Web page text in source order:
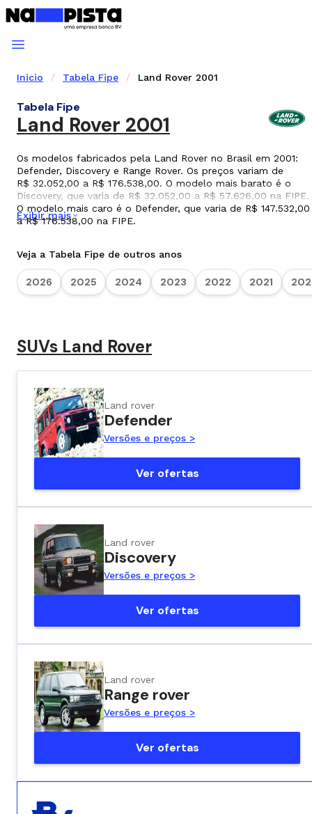
Inicio Tabela Fipe Land Rover 2001
Tabela Fipe
Land Rover 2001
Os modelos fabricados pela Land Rover no Brasil em 2001:
Defender, Discovery e Range Rover. Os preços variam de
R$ 32.052,00 a R$ 176.538,00. O modelo mais barato é o
Discovery, que varia de R$ 32.052,00 a R$ 57.626,00 na FIPE.
O modelo mais caro é o Defender, que varia de R$ 147.532,00
a R$ 176.538,00 na FIPE.
Exibir mais
Veja a Tabela Fipe de outros anos
2026 2025 2024 2023 2022 2021
SUVs Land Rover
Land rover
Defender
Versões e preços >
Ver ofertas
Land rover
Discovery
Versões e preços >
Ver ofertas
Land rover
Range rover
Versões e preços >
Ver ofertas